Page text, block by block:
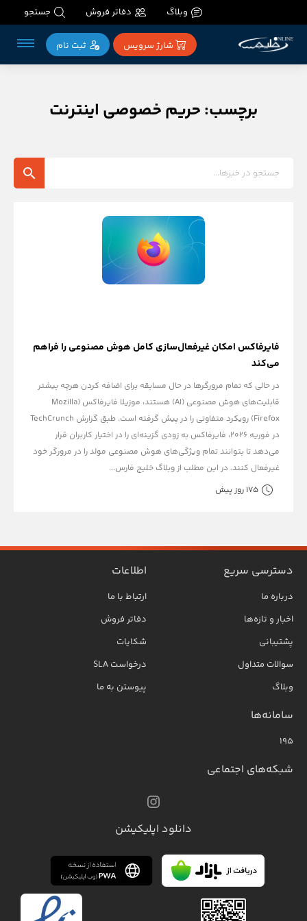
وبلاگ دفاتر فروش جستجو
شارژ سرویس ثبت‌ نام
برچسب: حریم خصوصی اینترنت
فایرفاکس امکان غیرفعال‌سازی کامل هوش مصنوعی را فراهم
می‌کند
در حالی که تمام مرورگرها در حال مسابقه برای اضافه کردن هرچه بیشتر
قابلیت‌های هوش مصنوعی (AI) هستند، موزیلا فایرفاکس (Mozilla
Firefox) رویکرد متفاوتی را در پیش گرفته است. طبق گزارش TechCrunch
در فوریه ۲۰۲۶، فایرفاکس به زودی گزینه‌ای را در اختیار کاربران قرار
می‌دهد تا بتوانند تمام ویژگی‌های هوش مصنوعی مولد را در مرورگر خود
غیرفعال کنند. در این مطلب از وبلاگ خلیج فارس...
175 روز پیش
دسترسی سریع
درباره ما
اخبار و تازه‌ها
پشتیبانی
سوالات متداول
وبلاگ
اطلاعات
ارتباط با ما
دفاتر فروش
شکایات
درخواست SLA
پیوستن به ما
سامانه‌ها
۱۹۵
شبکه‌های اجتماعی
دانلود اپلیکیشن